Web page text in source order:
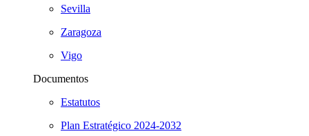
Sevilla
Zaragoza
Vigo
Documentos
Estatutos
Plan Estratégico 2024-2032